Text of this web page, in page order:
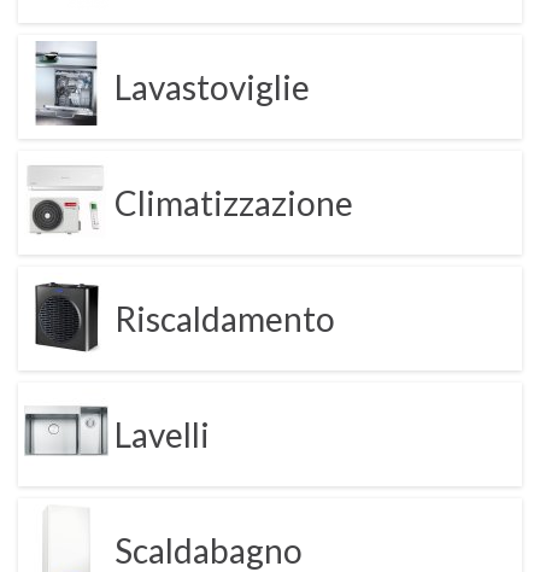
Lavastoviglie
Climatizzazione
Riscaldamento
Lavelli
Scaldabagno